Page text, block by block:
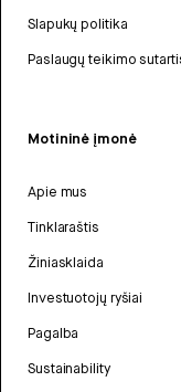
Slapukų politika
Paslaugų teikimo
Motininė įmonė
Apie mus
Tinklaraštis
Žiniasklaida
Investuotojų ryšiai
Pagalba
Sustainability